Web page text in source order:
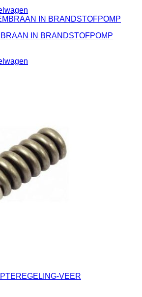
IN BRANDSTOFPOMP
VEER